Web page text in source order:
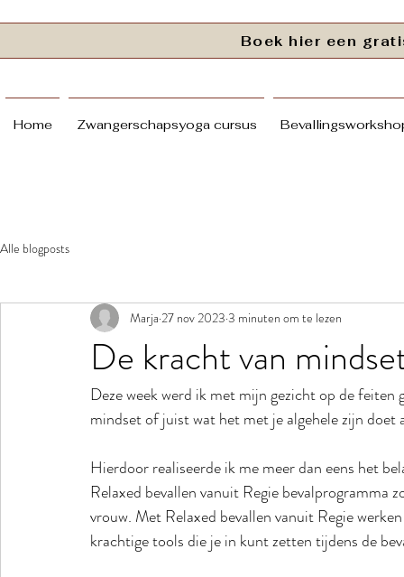
Boek hier een
Home Zwangerschapsyoga cursus
Alle blogposts
De kracht van
Marja 27 nov 2023 3 minuten om te lezen
Deze week werd ik met mijn gezicht op de
mindset of juist wat het met je algehele zijn doet
Hierdoor realiseerde ik me meer dan eens het
Relaxed bevallen vanuit Regie bevalprogramma
vrouw. Met Relaxed bevallen vanuit Regie
krachtige tools die je in kunt zetten tijdens de